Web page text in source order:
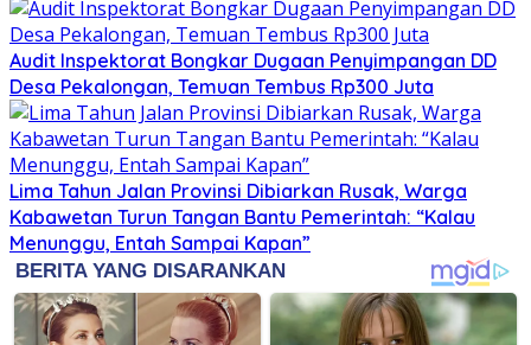
Audit Inspektorat Bongkar Dugaan Penyimpangan DD
Desa Pekalongan, Temuan Tembus Rp300 Juta
Lima Tahun Jalan Provinsi Dibiarkan Rusak, Warga
Kabawetan Turun Tangan Bantu Pemerintah: “Kalau
Menunggu, Entah Sampai Kapan”